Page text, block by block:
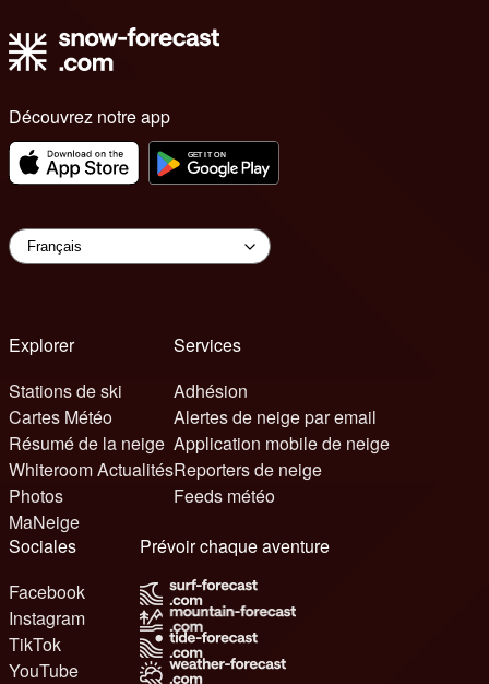
Découvrez notre app
Explorer
Stations de ski
Cartes Météo
Résumé de la neige
Whiteroom Actualités
Photos
MaNeige
Services
Adhésion
Alertes de neige par email
Application mobile de neige
Reporters de neige
Feeds météo
Sociales
Facebook
Instagram
TikTok
YouTube
Prévoir chaque aventure